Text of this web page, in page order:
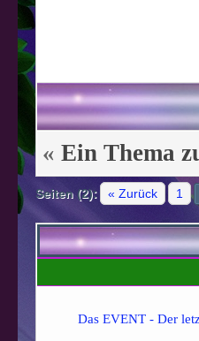
« Ein Thema
Seiten (2): « Zurück 1
Das EVENT - Der